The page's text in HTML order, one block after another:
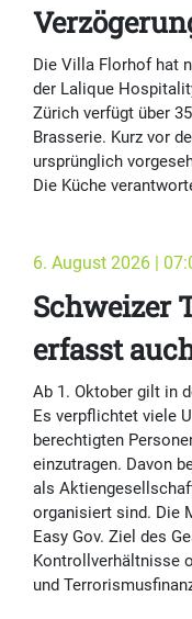
Die Villa Florhof hat
der Lalique
Zürich verfügt über
Brasserie. Kurz vor
ursprünglich
Die Küche
6. August 2026 |
Schweizer
erfasst
Ab 1. Oktober gilt in
Es verpflichtet viele
berechtigten
einzutragen. Davon
als
organisiert sind. Die
Easy Gov. Ziel des
Kontrollverhältnisse
und